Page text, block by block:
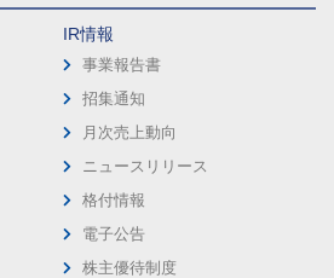
IR情報
事業報告書
招集通知
月次売上動向
ニュースリリース
格付情報
電子公告
株主優待制度